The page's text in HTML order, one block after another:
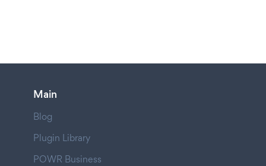
Main
Blog
Plugin Library
POWR Business